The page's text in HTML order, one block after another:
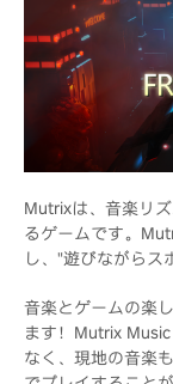
Mutrixは、音楽リ
るゲームです。
し、"遊びながらス
音楽とゲームの楽
ます！Mutrix
なく、現地の音楽